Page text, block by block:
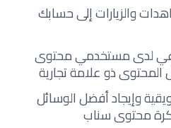
والزيارات إلى حسابك
لدى مستخدمي محتوى
ذو علامة تجارية
وإيجاد أفضل الوسائل
محتوى سناب